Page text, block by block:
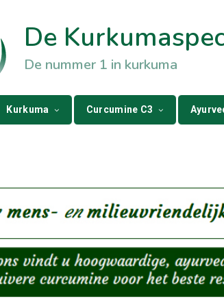
De
De nummer 1 in kurkuma
Kurkuma Curcumine C3